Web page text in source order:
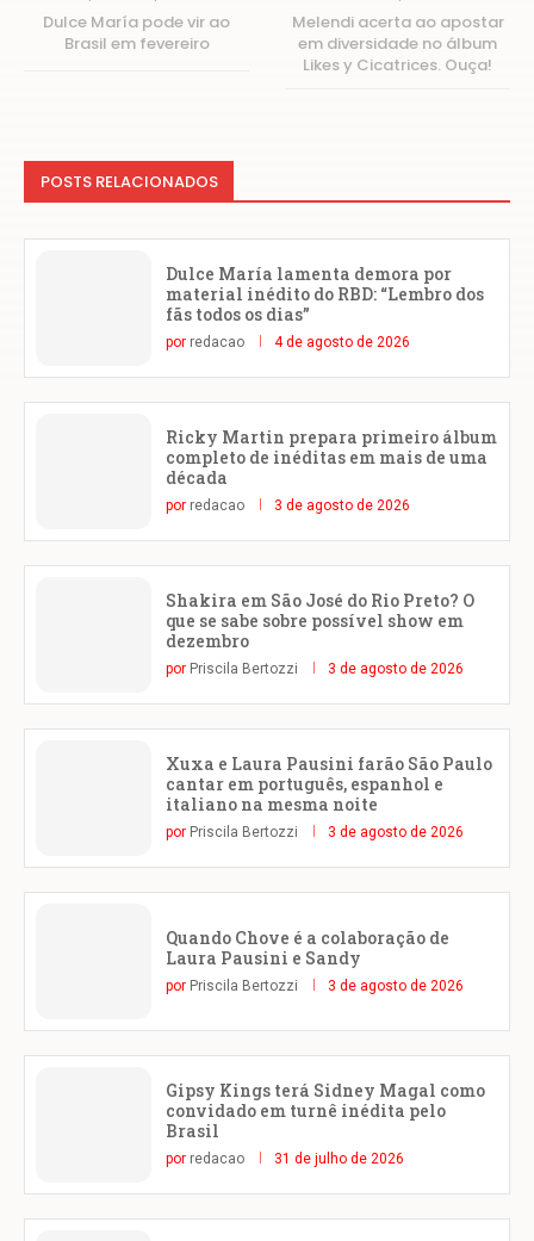
Dulce María pode vir ao
Brasil em fevereiro
Melendi acerta ao apostar
em diversidade no álbum
Likes y Cicatrices. Ouça!
POSTS RELACIONADOS
Dulce María lamenta demora por
material inédito do RBD: “Lembro dos
fãs todos os dias”
por redacao 4 de agosto de 2026
Ricky Martin prepara primeiro álbum
completo de inéditas em mais de uma
década
por redacao 3 de agosto de 2026
Shakira em São José do Rio Preto? O
que se sabe sobre possível show em
dezembro
por Priscila Bertozzi 3 de agosto de 2026
Xuxa e Laura Pausini farão São Paulo
cantar em português, espanhol e
italiano na mesma noite
por Priscila Bertozzi 3 de agosto de 2026
Quando Chove é a colaboração de
Laura Pausini e Sandy
por Priscila Bertozzi 3 de agosto de 2026
Gipsy Kings terá Sidney Magal como
convidado em turnê inédita pelo
Brasil
por redacao 31 de julho de 2026